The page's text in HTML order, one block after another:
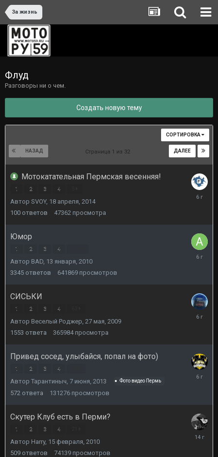
За жизнь
Флуд
Разговоры ни о чем.
Создать новую тему
СОРТИРОВКА
НАЗАД ДАЛЕЕ
Страница 1 из 32
Мотокатательная Пермская весенняя!
1 2 3 4
Автор SVOY, 18 апреля, 2014
100 ответов 47362 просмотра
10
Юмор
1 2 3 4
Автор BAD, 13 января, 2010
3345 ответов 641869 просмотров
12
СИСЬКИ
1 2 3 4
Автор Веселый Роджер, 27 мая, 2009
1553 ответа 365984 просмотра
Привед сосед, улыбайся, попал на фото)
1 2 3 4
Автор Тарантиныч, 7 июня, 2013 Фото видео Пермь
572 ответа 131276 просмотров
Скутер Клуб есть в Перми?
1 2 3 4
Автор Harry, 15 февраля, 2010
509 ответов 74139 просмотров
30